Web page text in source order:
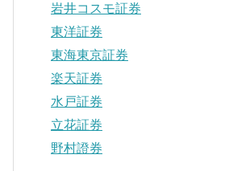
岩井コスモ証券
東洋証券
東海東京証券
楽天証券
水戸証券
立花証券
野村證券